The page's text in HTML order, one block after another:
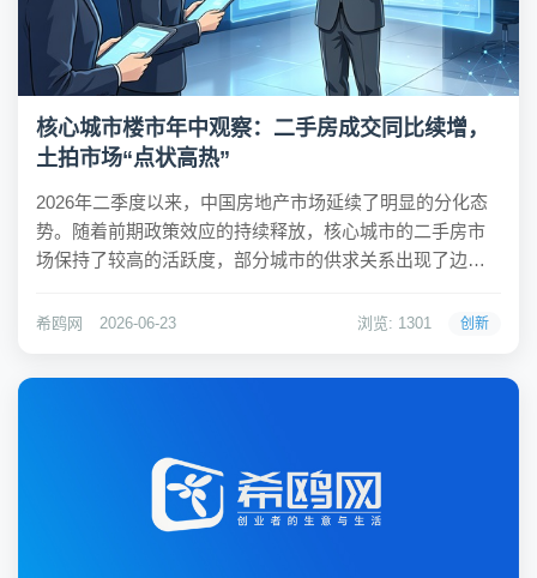
核心城市楼市年中观察：二手房成交同比续增，
土拍市场“点状高热”
2026年二季度以来，中国房地产市场延续了明显的分化态
势。随着前期政策效应的持续释放，核心城市的二手房市
场保持了较高的活跃度，部分城市的供求关系出现了边际
5月全国新房和二手房交易总量降幅较一季度有所收窄，且
希鸥网 2026-06-23 浏览: 1301 创新